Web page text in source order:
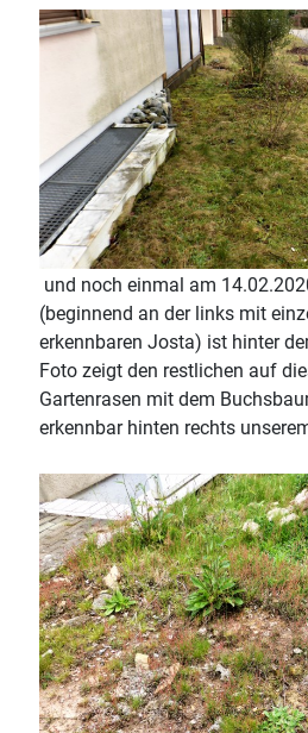
und noch einmal am
(beginnend an der links mit
erkennbaren Josta) ist hinter
Foto zeigt den restlichen auf
Gartenrasen mit dem
erkennbar hinten rechts